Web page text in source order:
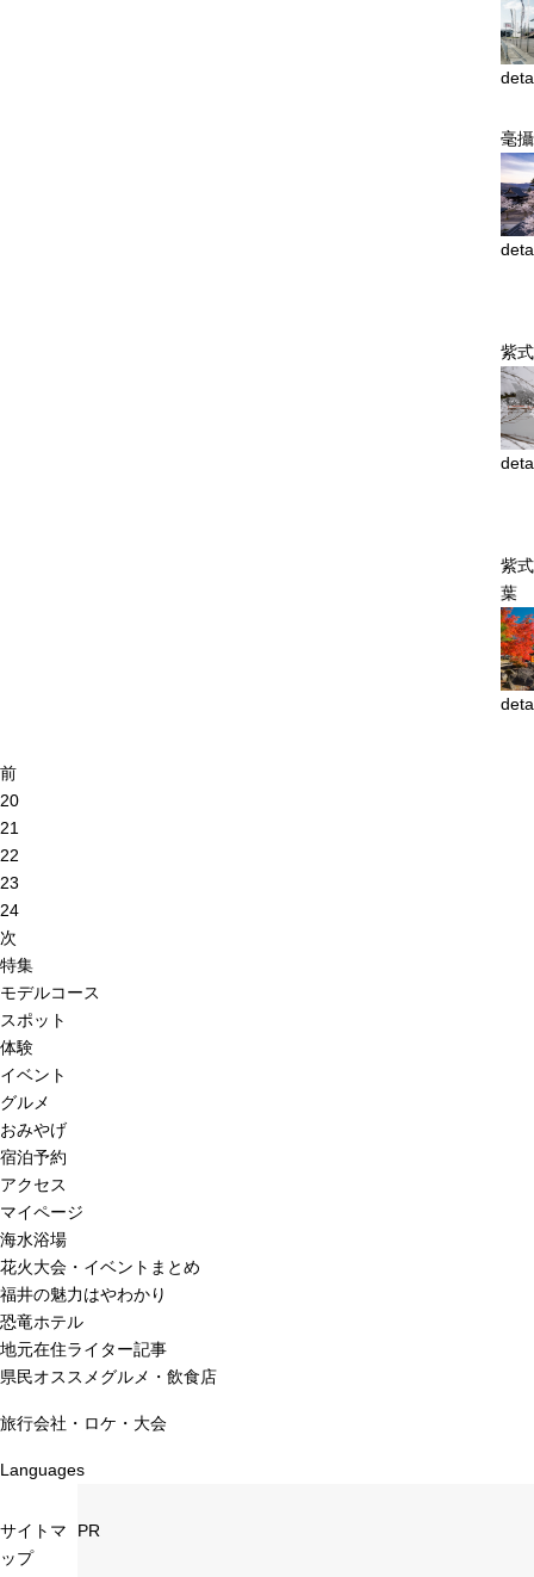
毫
紫
紫
前
20
21
22
23
24
次
特集
モデルコース
スポット
体験
イベント
グルメ
おみやげ
宿泊予約
アクセス
マイページ
海水浴場
花火大会・イベントまとめ
福井の魅力はやわかり
恐竜ホテル
地元在住ライター記事
県民オススメグルメ・飲食店
旅行会社・ロケ・大会
Languages
サイトマ
ップ
PR